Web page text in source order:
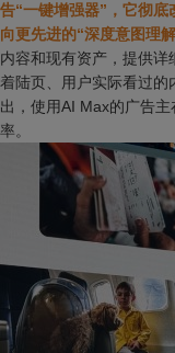
告“一键增强器”，它彻
向更先进的“深度意图理解
内容和现有资产，提供
着陆页、用户实际看过
出，使用AI Max的广告
率。